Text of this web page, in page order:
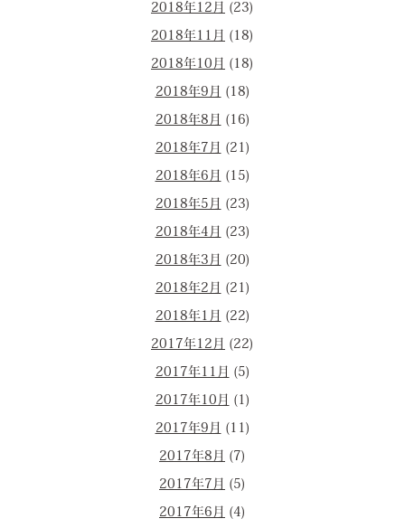
2018年12月 (23)
2018年11月 (18)
2018年10月 (18)
2018年9月 (18)
2018年8月 (16)
2018年7月 (21)
2018年6月 (15)
2018年5月 (23)
2018年4月 (23)
2018年3月 (20)
2018年2月 (21)
2018年1月 (22)
2017年12月 (22)
2017年11月 (5)
2017年10月 (1)
2017年9月 (11)
2017年8月 (7)
2017年7月 (5)
2017年6月 (4)